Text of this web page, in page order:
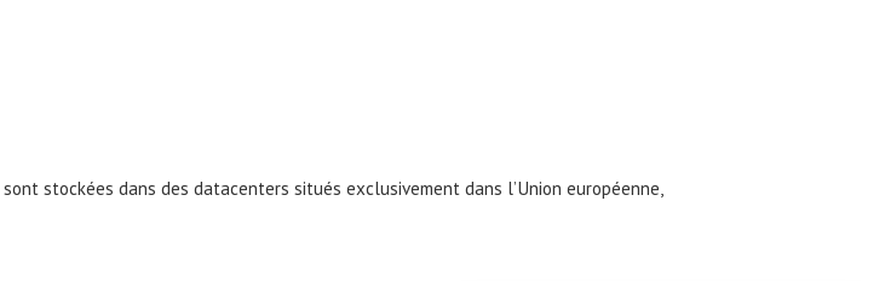
stockées dans des datacenters situés exclusivement dans l’Union européenne,